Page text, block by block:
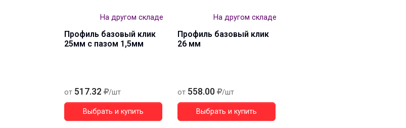
На другом складе
Профиль базовый клик
25мм с пазом 1,5мм
от 517.32 /шт
Выбрать и купить
На другом складе
Профиль базовый клик
26 мм
от 558.00 /шт
Выбрать и купить